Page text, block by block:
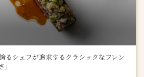
るシェフが追求するクラシックなフレン